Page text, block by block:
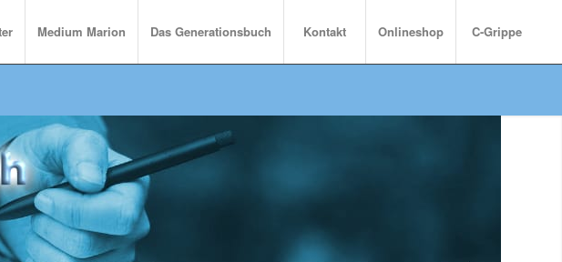
Medium Marion Das Generationsbuch Kontakt Onlineshop C-Grippe